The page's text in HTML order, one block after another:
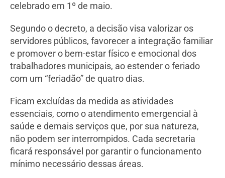
celebrado em 1º de maio.
Segundo o decreto, a decisão visa valorizar os
servidores públicos, favorecer a integração familiar
e promover o bem-estar físico e emocional dos
trabalhadores municipais, ao estender o feriado
com um “feriadão” de quatro dias.
Ficam excluídas da medida as atividades
essenciais, como o atendimento emergencial à
saúde e demais serviços que, por sua natureza,
não podem ser interrompidos. Cada secretaria
ficará responsável por garantir o funcionamento
mínimo necessário dessas áreas.